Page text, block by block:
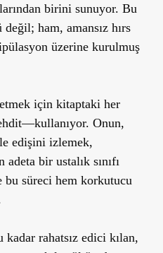
birini sunuyor. Bu
ham, amansız hırs
üzerine kurulmuş
için kitaptaki her
Onun,
edişini izlemek,
bir ustalık sınıfı
süreci hem korkutucu
kadar rahatsız edici kılan,